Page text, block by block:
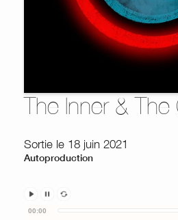
The Inner & The
Sortie le 18 juin 2021
Autoproduction
Audio
00:00